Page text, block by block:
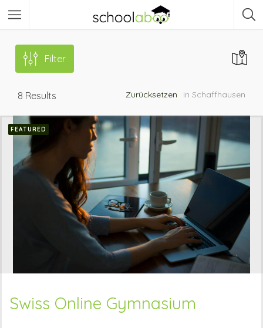
Filter
8 Results in Schaffhausen
Zurücksetzen
FEATURED
Swiss Online Gymnasium